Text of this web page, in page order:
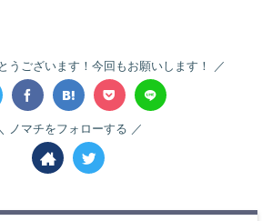
うございます！今回もお願いします！
ノマチをフォローする